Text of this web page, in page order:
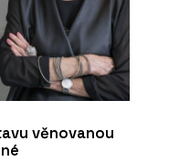
věnovanou